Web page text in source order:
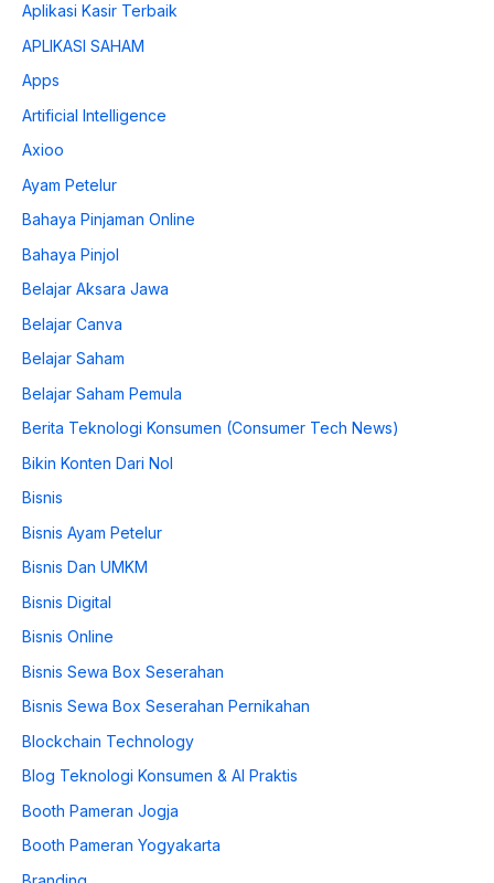
Aplikasi Kasir Terbaik
APLIKASI SAHAM
Apps
Artificial Intelligence
Axioo
Ayam Petelur
Bahaya Pinjaman Online
Bahaya Pinjol
Belajar Aksara Jawa
Belajar Canva
Belajar Saham
Belajar Saham Pemula
Berita Teknologi Konsumen (Consumer Tech News)
Bikin Konten Dari Nol
Bisnis
Bisnis Ayam Petelur
Bisnis Dan UMKM
Bisnis Digital
Bisnis Online
Bisnis Sewa Box Seserahan
Bisnis Sewa Box Seserahan Pernikahan
Blockchain Technology
Blog Teknologi Konsumen & AI Praktis
Booth Pameran Jogja
Booth Pameran Yogyakarta